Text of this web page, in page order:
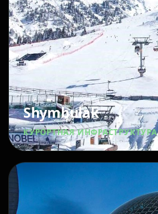
Shymbulak
КУРОРТНАЯ ИНФРАСТРУКТУРА